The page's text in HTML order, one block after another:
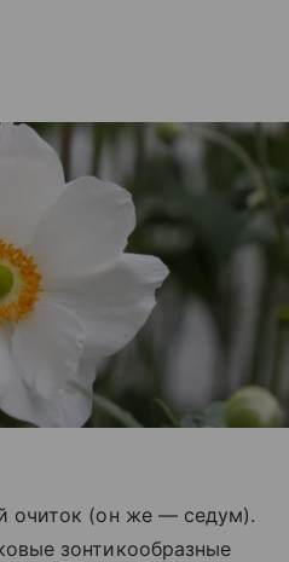
очиток (он же — седум).
зонтикообразные